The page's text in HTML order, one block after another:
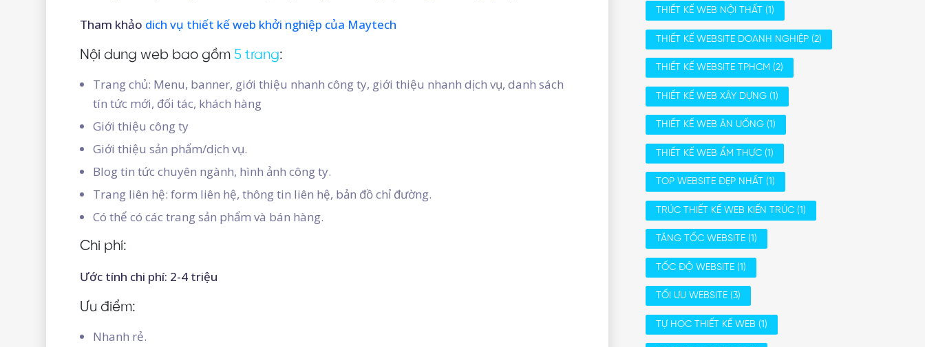
Tham khảo dich vụ thiết kế web khởi nghiệp của Maytech
Nội dung web bao gồm 5 trang:
Trang chủ: Menu, banner, giới thiệu nhanh công ty, giới thiệu nhanh dịch vụ, danh sách
tín tức mới, đối tác, khách hàng
Giới thiệu công ty
Giới thiệu sản phẩm/dịch vụ.
Blog tin tức chuyên ngành, hình ảnh công ty.
Trang liên hệ: form liên hệ, thông tin liên hệ, bản đồ chỉ đường.
Có thể có các trang sản phẩm và bán hàng.
Chi phí:
Ước tính chi phí: 2-4 triệu
Ưu điểm:
Nhanh rẻ.
THIẾT KẾ WEB NỘI THẤT (1)
THIẾT KẾ WEBSITE DOANH NGHIỆP (2)
THIẾT KẾ WEBSITE TPHCM (2)
THIẾT KẾ WEB XÂY DỰNG (1)
THIẾT KẾ WEB ĂN UỐNG (1)
THIẾT KẾ WEB ẨM THỰC (1)
TOP WEBSITE ĐẸP NHẤT (1)
TRÚC THIẾT KẾ WEB KIẾN TRÚC (1)
TĂNG TỐC WEBSITE (1)
TỐC ĐỘ WEBSITE (1)
TỐI ƯU WEBSITE (3)
TỰ HỌC THIẾT KẾ WEB (1)